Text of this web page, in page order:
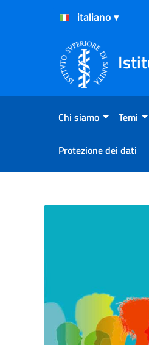
Salta al Contenuto
Salta al Footer
Chi siamo Temi
Protezione dei dati
Emicrania: